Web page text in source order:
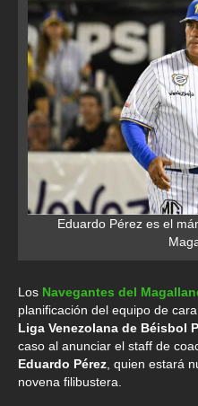
Eduardo Pérez es el
Los Navegantes del
planificación del equipo de
Liga Venezolana de Béisbol
caso al anunciar el staff de
Eduardo Pérez , quien estará
novena filibustera.